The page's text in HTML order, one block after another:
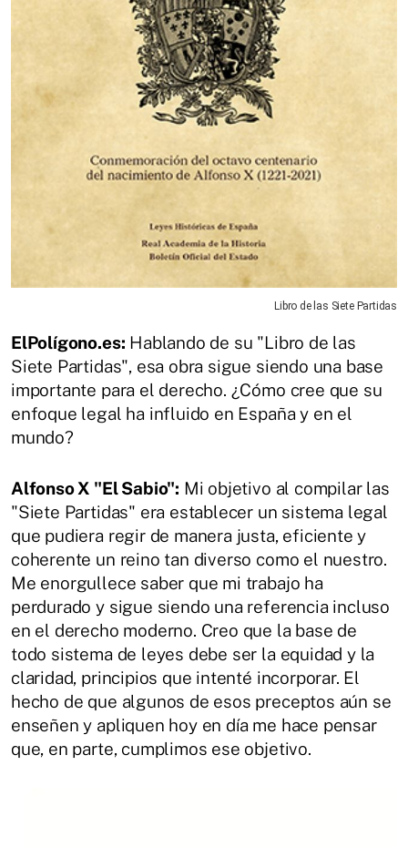
Libro de las Siete Partidas
ElPolígono.es: Hablando de su "Libro de las
Siete Partidas", esa obra sigue siendo una base
importante para el derecho. ¿Cómo cree que su
enfoque legal ha influido en España y en el
mundo?
Alfonso X "El Sabio": Mi objetivo al compilar las
"Siete Partidas" era establecer un sistema legal
que pudiera regir de manera justa, eficiente y
coherente un reino tan diverso como el nuestro.
Me enorgullece saber que mi trabajo ha
perdurado y sigue siendo una referencia incluso
en el derecho moderno. Creo que la base de
todo sistema de leyes debe ser la equidad y la
claridad, principios que intenté incorporar. El
hecho de que algunos de esos preceptos aún se
enseñen y apliquen hoy en día me hace pensar
que, en parte, cumplimos ese objetivo.